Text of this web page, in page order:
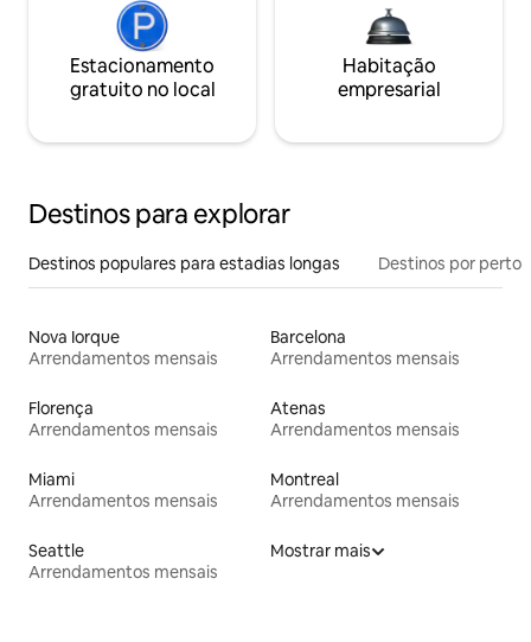
Estacionamento
gratuito no local
Habitação
empresarial
Destinos para explorar
Destinos populares para estadias longas Destinos por perto
Nova Iorque
Arrendamentos mensais
Barcelona
Arrendamentos mensais
Florença
Arrendamentos mensais
Atenas
Arrendamentos mensais
Miami
Arrendamentos mensais
Montreal
Arrendamentos mensais
Seattle
Arrendamentos mensais
Mostrar mais